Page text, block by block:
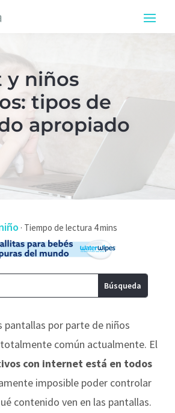
y niños
tipos de
apropiado
·
pantallas por parte de niños
común actualmente. El
con internet está en todos
imposible poder controlar
contenido ven en las pantallas.